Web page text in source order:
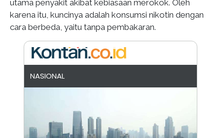
utama penyakit akibat kebiasaan merokok. Oleh
karena itu, kuncinya adalah konsumsi nikotin dengan
cara berbeda, yaitu tanpa pembakaran.
NASIONAL